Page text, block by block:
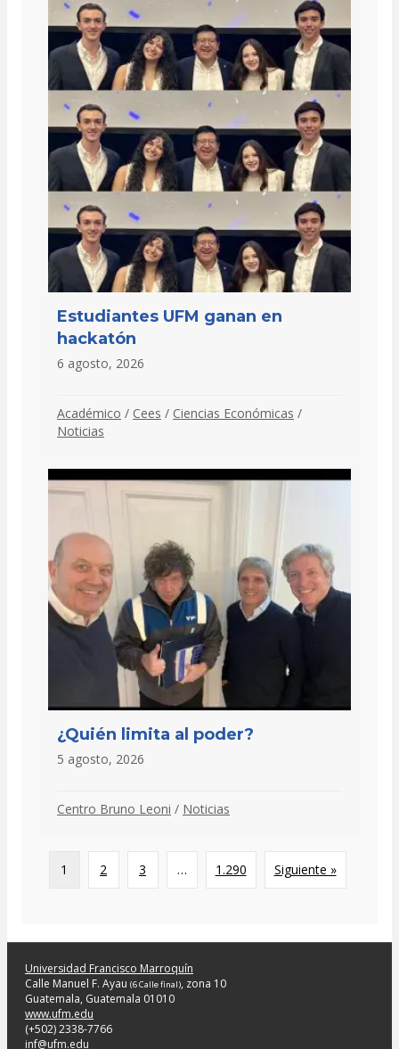
Estudiantes UFM ganan en
hackatón
6 agosto, 2026
Académico / Cees / Ciencias Económicas /
Noticias
¿Quién limita al poder?
5 agosto, 2026
Centro Bruno Leoni / Noticias
1 2 3 … 1.290 Siguiente »
Universidad Francisco Marroquín
Calle Manuel F. Ayau (6 Calle final), zona 10
Guatemala, Guatemala 01010
www.ufm.edu
(+502) 2338-7766
inf@ufm.edu